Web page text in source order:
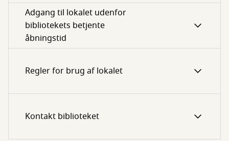
Adgang til lokalet udenfor
bibliotekets betjente
åbningstid
Regler for brug af lokalet
Kontakt biblioteket